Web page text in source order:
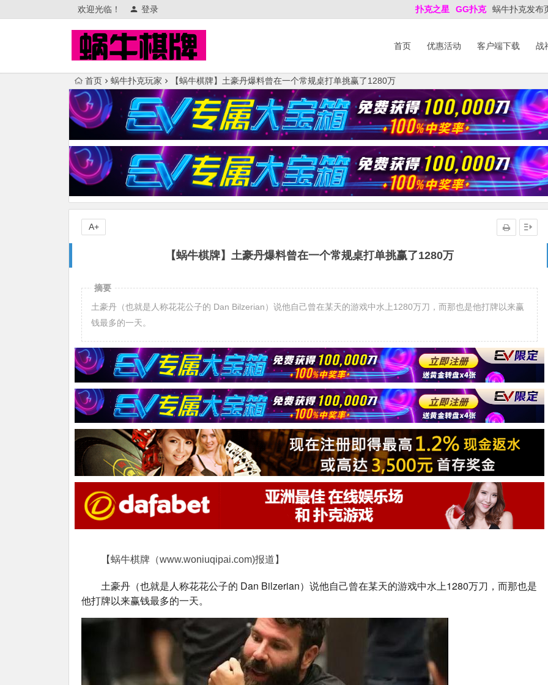
欢迎光临！ 登录 扑克之星 GG扑克 蜗牛扑克发布
首页 优惠活动 客户端下载 战
首页 蜗牛扑克玩家 【蜗牛棋牌】土豪丹爆料曾在一个常规桌打单挑赢了1280万
【蜗牛棋牌】土豪丹爆料曾在一个常规桌打单挑赢了1280万
A+
摘要
土豪丹（也就是人称花花公子的 Dan Bilzerian）说他自己曾在某天的游戏中水上1280万刀，而那也是他打牌以来赢
钱最多的一天。
【蜗牛棋牌（www.woniuqipai.com)报道】
土豪丹（也就是人称花花公子的 Dan Bilzerian）说他自己曾在某天的游戏中水上1280万刀，而那也是
他打牌以来赢钱最多的一天。